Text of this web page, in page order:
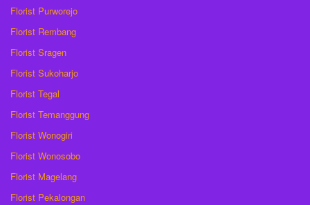
Florist Purworejo
Florist Rembang
Florist Sragen
Florist Sukoharjo
Florist Tegal
Florist Temanggung
Florist Wonogiri
Florist Wonosobo
Florist Magelang
Florist Pekalongan